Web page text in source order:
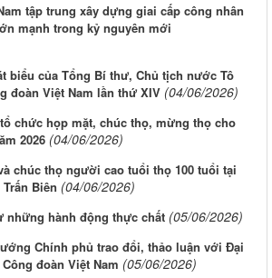
tập trung xây dựng giai cấp công nhân
mạnh trong kỷ nguyên mới
biểu của Tổng Bí thư, Chủ tịch nước Tô
đoàn Việt Nam lần thứ XIV (04/06/2026)
chức họp mặt, chúc thọ, mừng thọ cho
2026 (04/06/2026)
chúc thọ người cao tuổi thọ 100 tuổi tại
Biên (04/06/2026)
những hành động thực chất (05/06/2026)
Chính phủ trao đổi, thảo luận với Đại
đoàn Việt Nam (05/06/2026)